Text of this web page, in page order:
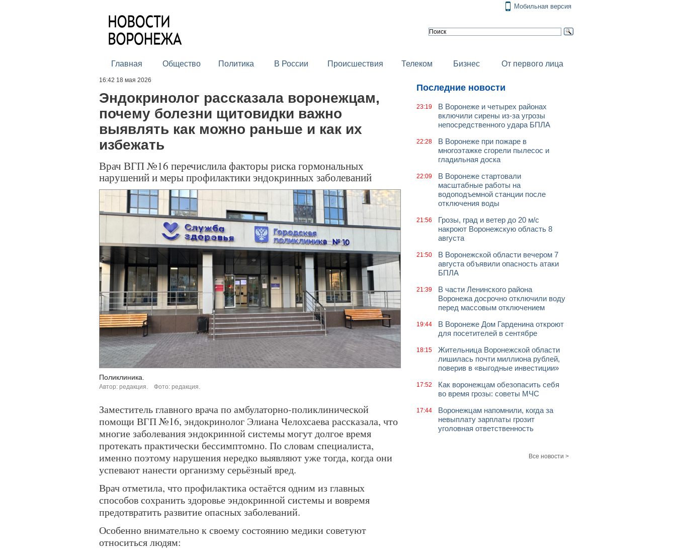
Мобильная версия
Главная Общество Политика В России Происшествия Телеком Бизнес От первого лица
16:42 18 мая 2026
Эндокринолог рассказала воронежцам,
почему болезни щитовидки важно
выявлять как можно раньше и как их
избежать
Врач ВГП №16 перечислила факторы риска гормональных
нарушений и меры профилактики эндокринных заболеваний
Поликлиника.
Автор: редакция. Фото: редакция.
Заместитель главного врача по амбулаторно-поликлинической
помощи ВГП №16, эндокринолог Элиана Челохсаева рассказала, что
многие заболевания эндокринной системы могут долгое время
протекать практически бессимптомно. По словам специалиста,
именно поэтому нарушения нередко выявляют уже тогда, когда они
успевают нанести организму серьёзный вред.
Врач отметила, что профилактика остаётся одним из главных
способов сохранить здоровье эндокринной системы и вовремя
предотвратить развитие опасных заболеваний.
Особенно внимательно к своему состоянию медики советуют
относиться людям:
Последние новости
23:19
В Воронеже и четырех районах
включили сирены из-за угрозы
непосредственного удара БПЛА
22:28
В Воронеже при пожаре в
многоэтажке сгорели пылесос и
гладильная доска
22:09
В Воронеже стартовали
масштабные работы на
водоподъемной станции после
отключения воды
21:56
Грозы, град и ветер до 20 м/с
накроют Воронежскую область 8
августа
21:50
В Воронежской области вечером 7
августа объявили опасность атаки
БПЛА
21:39
В части Ленинского района
Воронежа досрочно отключили воду
перед массовым отключением
19:44
В Воронеже Дом Гарденина откроют
для посетителей в сентябре
18:15
Жительница Воронежской области
лишилась почти миллиона рублей,
поверив в «выгодные инвестиции»
17:52
Как воронежцам обезопасить себя
во время грозы: советы МЧС
17:44
Воронежцам напомнили, когда за
невыплату зарплаты грозит
уголовная ответственность
Все новости >